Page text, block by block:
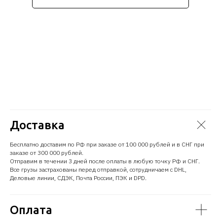
Доставка
Бесплатно доставим по РФ при заказе от 100 000 рублей и в СНГ при
заказе от 300 000 рублей.
Отправим в течении 3 дней после оплаты в любую точку РФ и СНГ.
Все грузы застрахованы перед отправкой, сотрудничаем с DHL,
Деловые линии, СДЭК, Почта России, ПЭК и DPD.
Оплата